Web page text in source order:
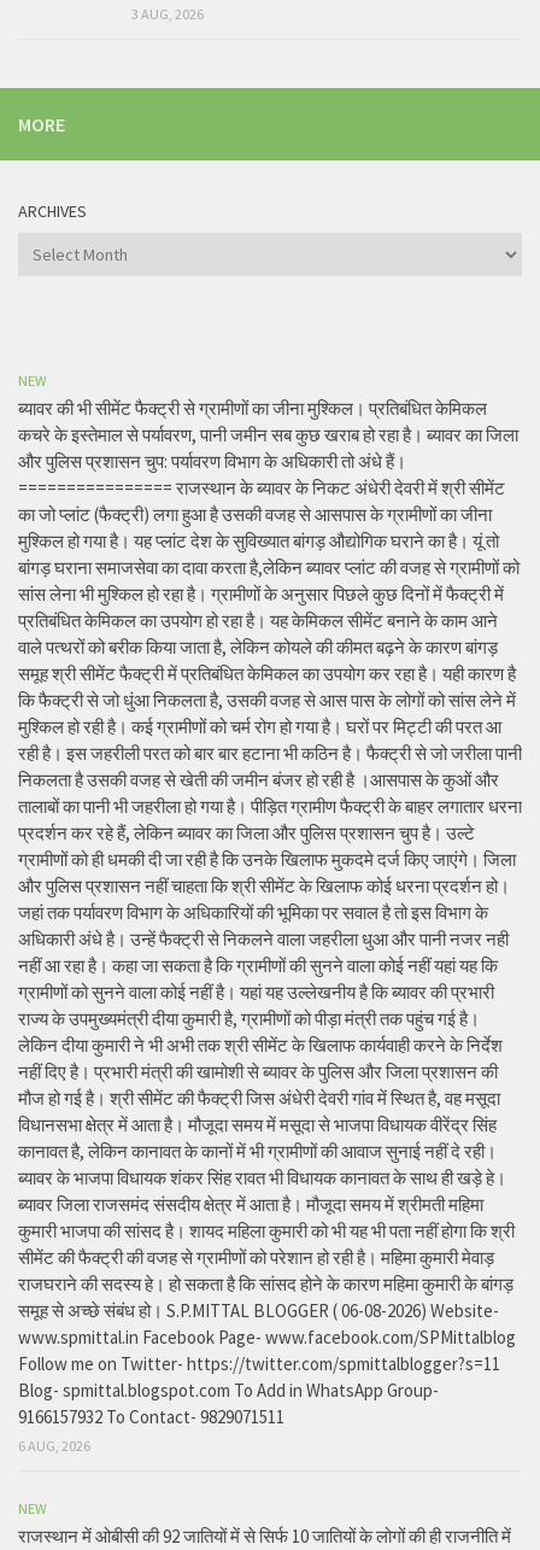
3 AUG, 2026
MORE
ARCHIVES
Archives
NEW
ब्यावर की भी सीमेंट फैक्ट्री से ग्रामीणों का जीना मुश्किल। प्रतिबंधित केमिकल
कचरे के इस्तेमाल से पर्यावरण, पानी जमीन सब कुछ खराब हो रहा है। ब्यावर का जिला
और पुलिस प्रशासन चुप: पर्यावरण विभाग के अधिकारी तो अंधे हैं।
================ राजस्थान के ब्यावर के निकट अंधेरी देवरी में श्री सीमेंट
का जो प्लांट (फैक्ट्री) लगा हुआ है उसकी वजह से आसपास के ग्रामीणों का जीना
मुश्किल हो गया है। यह प्लांट देश के सुविख्यात बांगड़ औद्योगिक घराने का है। यूं तो
बांगड़ घराना समाजसेवा का दावा करता है,लेकिन ब्यावर प्लांट की वजह से ग्रामीणों को
सांस लेना भी मुश्किल हो रहा है। ग्रामीणों के अनुसार पिछले कुछ दिनों में फैक्ट्री में
प्रतिबंधित केमिकल का उपयोग हो रहा है। यह केमिकल सीमेंट बनाने के काम आने
वाले पत्थरों को बरीक किया जाता है, लेकिन कोयले की कीमत बढ़ने के कारण बांगड़
समूह श्री सीमेंट फैक्ट्री में प्रतिबंधित केमिकल का उपयोग कर रहा है। यही कारण है
कि फैक्ट्री से जो धुंआ निकलता है, उसकी वजह से आस पास के लोगों को सांस लेने में
मुश्किल हो रही है। कई ग्रामीणों को चर्म रोग हो गया है। घरों पर मिट्टी की परत आ
रही है। इस जहरीली परत को बार बार हटाना भी कठिन है। फैक्ट्री से जो जरीला पानी
निकलता है उसकी वजह से खेती की जमीन बंजर हो रही है ।आसपास के कुओं और
तालाबों का पानी भी जहरीला हो गया है। पीड़ित ग्रामीण फैक्ट्री के बाहर लगातार धरना
प्रदर्शन कर रहे हैं, लेकिन ब्यावर का जिला और पुलिस प्रशासन चुप है। उल्टे
ग्रामीणों को ही धमकी दी जा रही है कि उनके खिलाफ मुकदमे दर्ज किए जाएंगे। जिला
और पुलिस प्रशासन नहीं चाहता कि श्री सीमेंट के खिलाफ कोई धरना प्रदर्शन हो।
जहां तक पर्यावरण विभाग के अधिकारियों की भूमिका पर सवाल है तो इस विभाग के
अधिकारी अंधे है। उन्हें फैक्ट्री से निकलने वाला जहरीला धुआ और पानी नजर नही
नहीं आ रहा है। कहा जा सकता है कि ग्रामीणों की सुनने वाला कोई नहीं यहां यह कि
ग्रामीणों को सुनने वाला कोई नहीं है। यहां यह उल्लेखनीय है कि ब्यावर की प्रभारी
राज्य के उपमुख्यमंत्री दीया कुमारी है, ग्रामीणों को पीड़ा मंत्री तक पहुंच गई है।
लेकिन दीया कुमारी ने भी अभी तक श्री सीमेंट के खिलाफ कार्यवाही करने के निर्देश
नहीं दिए है। प्रभारी मंत्री की खामोशी से ब्यावर के पुलिस और जिला प्रशासन की
मौज हो गई है। श्री सीमेंट की फैक्ट्री जिस अंधेरी देवरी गांव में स्थित है, वह मसूदा
विधानसभा क्षेत्र में आता है। मौजूदा समय में मसूदा से भाजपा विधायक वीरेंद्र सिंह
कानावत है, लेकिन कानावत के कानों में भी ग्रामीणों की आवाज सुनाई नहीं दे रही।
ब्यावर के भाजपा विधायक शंकर सिंह रावत भी विधायक कानावत के साथ ही खड़े हे।
ब्यावर जिला राजसमंद संसदीय क्षेत्र में आता है। मौजूदा समय में श्रीमती महिमा
कुमारी भाजपा की सांसद है। शायद महिला कुमारी को भी यह भी पता नहीं होगा कि श्री
सीमेंट की फैक्ट्री की वजह से ग्रामीणों को परेशान हो रही है। महिमा कुमारी मेवाड़
राजघराने की सदस्य हे। हो सकता है कि सांसद होने के कारण महिमा कुमारी के बांगड़
समूह से अच्छे संबंध हो। S.P.MITTAL BLOGGER ( 06-08-2026) Website-
www.spmittal.in Facebook Page- www.facebook.com/SPMittalblog
Follow me on Twitter- https://twitter.com/spmittalblogger?s=11
Blog- spmittal.blogspot.com To Add in WhatsApp Group-
9166157932 To Contact- 9829071511
6 AUG, 2026
NEW
राजस्थान में ओबीसी की 92 जातियों में से सिर्फ 10 जातियों के लोगों की ही राजनीति में